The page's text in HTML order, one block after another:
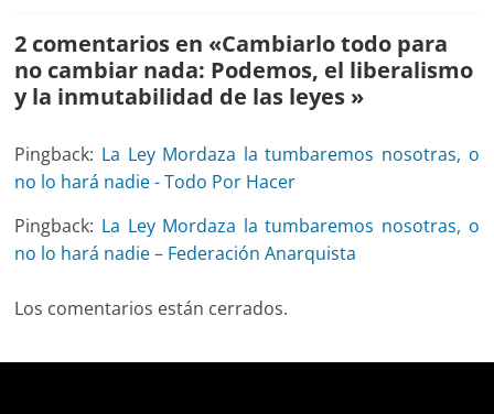
2 comentarios en «Cambiarlo todo para
no cambiar nada: Podemos, el liberalismo
y la inmutabilidad de las leyes »
Pingback: La Ley Mordaza la tumbaremos nosotras, o
no lo hará nadie - Todo Por Hacer
Pingback: La Ley Mordaza la tumbaremos nosotras, o
no lo hará nadie – Federación Anarquista
Los comentarios están cerrados.